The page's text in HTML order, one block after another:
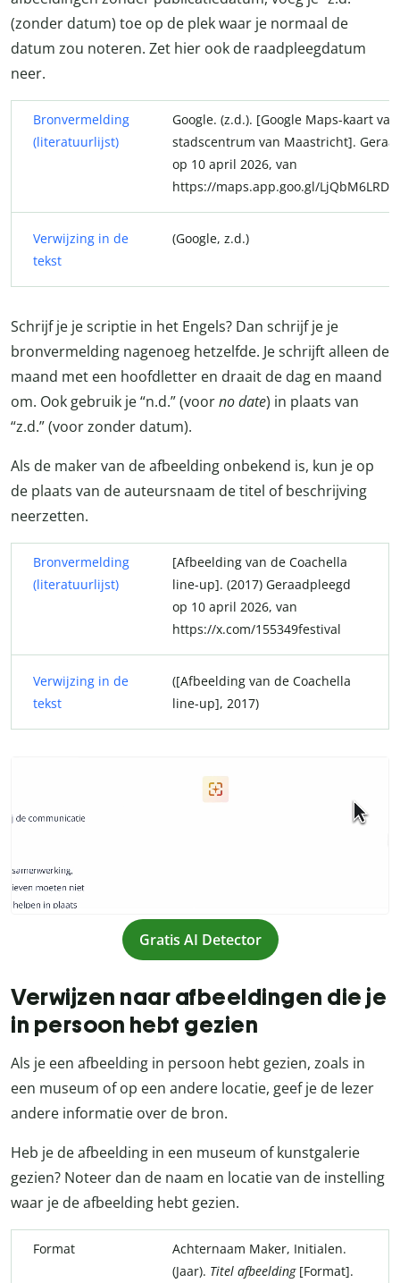
(zonder datum) toe op de plek waar je normaal de
datum zou noteren. Zet hier ook de raadpleegdatum
neer.
Bronvermelding
(literatuurlijst)
Google. (z.d.). [Google Maps-kaart
stadscentrum van Maastricht].
op 10 april 2026, van
https://maps.app.goo.gl/
Verwijzing in de
tekst
(Google, z.d.)
Schrijf je je scriptie in het Engels? Dan schrijf je je
bronvermelding nagenoeg hetzelfde. Je schrijft alleen de
maand met een hoofdletter en draait de dag en maand
om. Ook gebruik je “n.d.” (voorno date) in plaats van
“z.d.” (voor zonder datum).
Als de maker van de afbeelding onbekend is, kun je op
de plaats van de auteursnaam de titel of beschrijving
neerzetten.
Bronvermelding
(literatuurlijst)
[Afbeelding van de Coachella
line-up]. (2017) Geraadpleegd
op 10 april 2026, van
https://x.com/155349festival
Verwijzing in de
tekst
([Afbeelding van de Coachella
line-up], 2017)
Gratis AI Detector
Verwijzen naar afbeeldingen die je
in persoon hebt gezien
Als je een afbeelding in persoon hebt gezien, zoals in
een museum of op een andere locatie, geef je de lezer
andere informatie over de bron.
Heb je de afbeelding in een museum of kunstgalerie
gezien? Noteer dan de naam en locatie van de instelling
waar je de afbeelding hebt gezien.
Format
Achternaam Maker, Initialen.
(Jaar). Titel afbeelding[Format].